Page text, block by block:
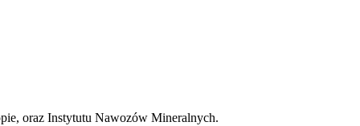
oraz Instytutu Nawozów Mineralnych.